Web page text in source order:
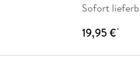
Sofort
19,95 €*